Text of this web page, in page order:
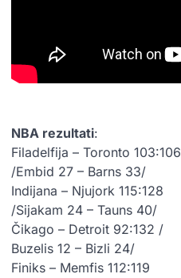
NBA rezultati:
Filadelfija – Toronto 103:106
/Embid 27 – Barns 33/
Indijana – Njujork 115:128
/Sijakam 24 – Tauns 40/
Čikago – Detroit 92:132 /
Buzelis 12 – Bizli 24/
Finiks – Memfis 112:119